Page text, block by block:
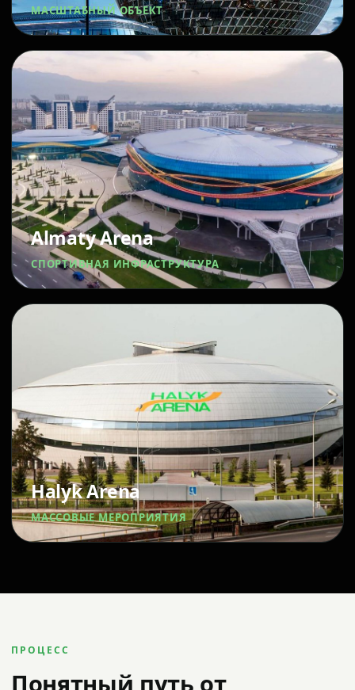
МАСШТАБНЫЙ ОБЪЕКТ
Almaty Arena
СПОРТИВНАЯ ИНФРАСТРУКТУРА
Halyk Arena
МАССОВЫЕ МЕРОПРИЯТИЯ
ПРОЦЕСС
Понятный путь от